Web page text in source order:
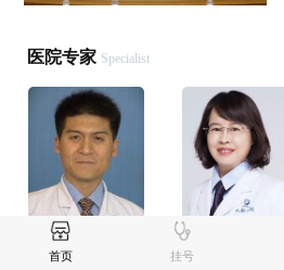
首页 挂号
医院专家 Specialist